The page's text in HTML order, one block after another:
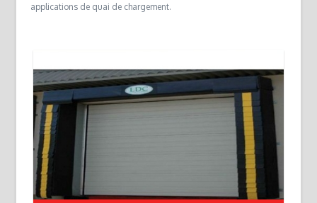
applications de quai de chargement.